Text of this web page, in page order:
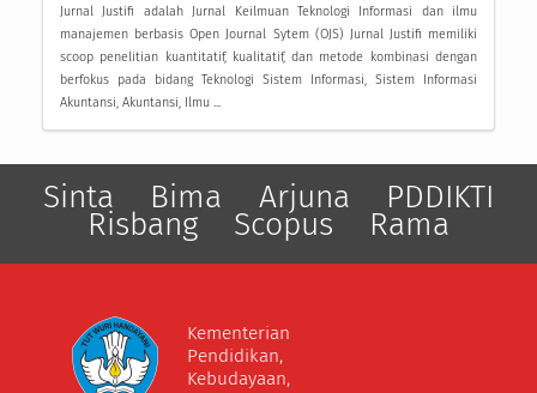
Jurnal Justifi adalah Jurnal Keilmuan Teknologi Informasi dan ilmu
manajemen berbasis Open Journal Sytem (OJS) Jurnal Justifi memiliki
scoop penelitian kuantitatif, kualitatif, dan metode kombinasi dengan
berfokus pada bidang Teknologi Sistem Informasi, Sistem Informasi
Akuntansi, Akuntansi, Ilmu ...
Sinta Bima Arjuna PDDIKTI
Risbang Scopus Rama
Kementerian
Pendidikan,
Kebudayaan,